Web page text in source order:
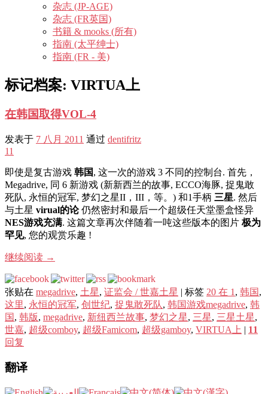
杂志 (JP-AGE)
杂志 (FR英国)
书籍 & mooks (所有)
指南 (太平绅士)
指南 (FR - 美)
标记档案: VIRTUA上
在韩国取得VOL-4
发表于 7 八月 2011 通过 dentifritz
11
即使是复古游戏 韩国, 这一次的游戏 3 不同的控制台. 首先，
Megadrive, 同 6 新游戏 (新新西兰的故事, ECCO海豚, 捉鬼敢
死队, 永恒的冠军, 梦幻之星II，III，等。) 和1手柄 三星. 然后
与土星 virual的论仍然密封和最后一个超级任天堂墨盒怪异
NES游戏充满. 这篇文章再次伴随着一吨这些版本的图片 极为
罕见, 您的观赏乐趣 !
继续阅读 →
张贴在 megadrive, 土星, 证监会 / 世嘉土星 | 标签 20 在 1 , 韩国 ,
这里, 永恒的冠军, 创世纪, 捉鬼敢死队, 韩国游戏megadrive, 韩
国 , 韩版, megadrive, 新纽西兰故事, 梦幻之星, 三星, 三星土星,
世嘉, 超级comboy, 超级Famicom, 超级gamboy, VIRTUA上 | 11
回复
翻译